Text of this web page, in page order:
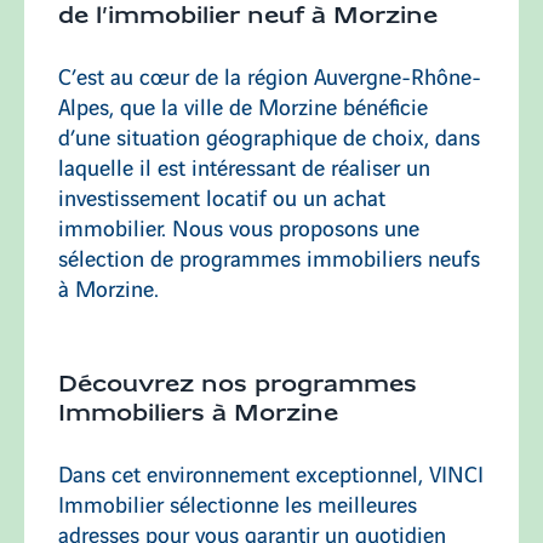
Ambérieu-en-Bugey
Décines-Charpieu
de l’immobilier neuf à Morzine
C’est au cœur de la région Auvergne-Rhône-
Alpes, que la ville de Morzine bénéficie
d’une situation géographique de choix, dans
laquelle il est intéressant de réaliser un
investissement locatif ou un achat
immobilier. Nous vous proposons une
sélection de programmes immobiliers neufs
à Morzine.
Découvrez nos programmes
Immobiliers à Morzine
Dans cet environnement exceptionnel, VINCI
Immobilier sélectionne les meilleures
adresses pour vous garantir un quotidien